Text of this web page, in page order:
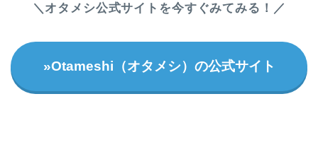
＼オタメシ公式サイトを今すぐみてみる！／
»Otameshi（オタメシ）の公式サイト